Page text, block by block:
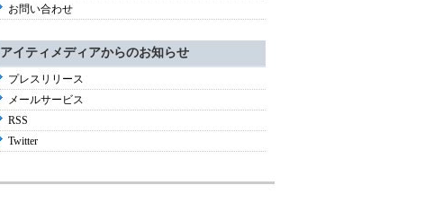
お問い合わせ
アイティメディアからのお知らせ
プレスリリース
メールサービス
RSS
Twitter